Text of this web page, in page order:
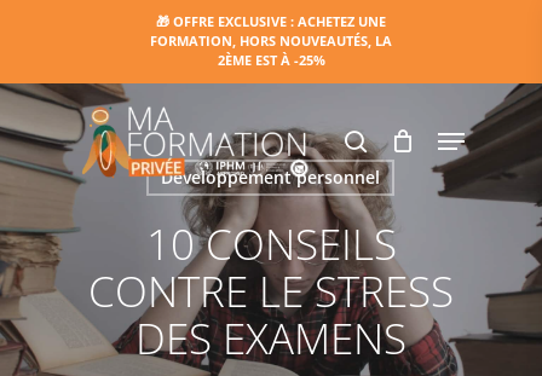
content
🎁 OFFRE EXCLUSIVE : ACHETEZ UNE
FORMATION, HORS NOUVEAUTÉS, LA
2ÈME EST À -25%
search Menu
Développement personnel
10 CONSEILS
CONTRE LE STRESS
DES EXAMENS